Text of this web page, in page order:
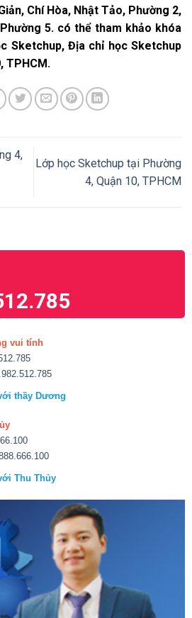
Chí Hòa, Nhật Tảo, Phường 2,
5. có thể tham khảo khóa
Sketchup, Địa chỉ học Sketchup
TPHCM.
4,
Lớp học Sketchup tại Phường
4, Quận 10, TPHCM
vui tính
thầy Dương
Thu Thủy